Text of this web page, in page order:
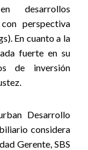
desarrollos
perspectiva
En cuanto a la
fuerte en su
de inversión
Desarrollo
considera
Gerente, SBS